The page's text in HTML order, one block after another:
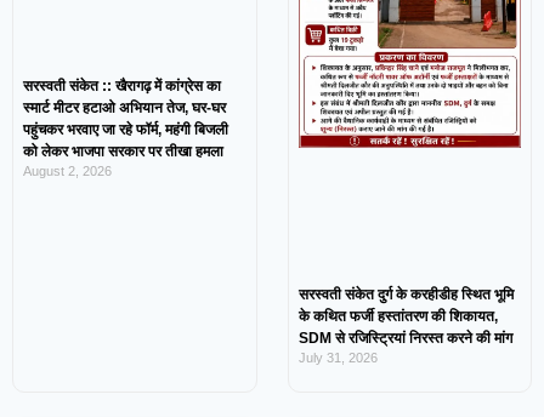
सरस्वती संकेत :: खैरागढ़ में कांग्रेस का
स्मार्ट मीटर हटाओ अभियान तेज, घर-घर
पहुंचकर भरवाए जा रहे फॉर्म, महंगी बिजली
को लेकर भाजपा सरकार पर तीखा हमला
August 2, 2026
सरस्वती संकेत दुर्ग के करहीडीह स्थित भूमि
के कथित फर्जी हस्तांतरण की शिकायत,
SDM से रजिस्ट्रियां निरस्त करने की मांग
July 31, 2026